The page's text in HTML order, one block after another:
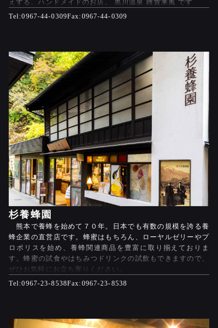
えする、ハンドメイドのお店。 黒川温泉 雑貨来風 です
0967-44-0309
0967-44-0309
杉養蜂園
熊本で養蜂を始めて７０年。日本でも有数の規模を誇る養
蜂企業の直営店です。蜂蜜はもちろん、ローヤルゼリーやプ
ロポリスを始め、養蜂関連商品を豊富に取り揃えておりま
す。蜂蜜の試食やはちみつドリンクの試飲もできますので、
ぜひお気軽にお立ち寄りください。
0967-23-8538
0967-23-8538